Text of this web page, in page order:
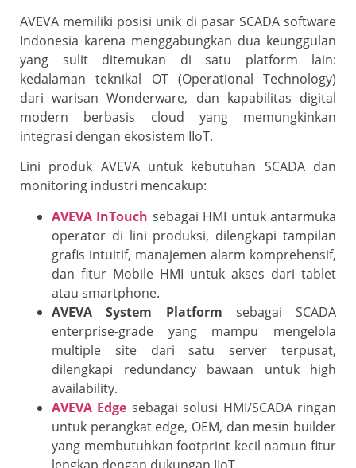
AVEVA memiliki posisi unik di pasar SCADA software
Indonesia karena menggabungkan dua keunggulan
yang sulit ditemukan di satu platform lain:
kedalaman teknikal OT (Operational Technology)
dari warisan Wonderware, dan kapabilitas digital
modern berbasis cloud yang memungkinkan
integrasi dengan ekosistem IIoT.
Lini produk AVEVA untuk kebutuhan SCADA dan
monitoring industri mencakup:
AVEVA InTouch sebagai HMI untuk antarmuka
operator di lini produksi, dilengkapi tampilan
grafis intuitif, manajemen alarm komprehensif,
dan fitur Mobile HMI untuk akses dari tablet
atau smartphone.
AVEVA System Platform sebagai SCADA
enterprise-grade yang mampu mengelola
multiple site dari satu server terpusat,
dilengkapi redundancy bawaan untuk high
availability.
AVEVA Edge sebagai solusi HMI/SCADA ringan
untuk perangkat edge, OEM, dan mesin builder
yang membutuhkan footprint kecil namun fitur